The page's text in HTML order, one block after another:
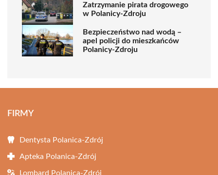
Zatrzymanie pirata drogowego
w Polanicy-Zdroju
Bezpieczeństwo nad wodą –
apel policji do mieszkańców
Polanicy-Zdroju
FIRMY
Dentysta Polanica-Zdrój
Apteka Polanica-Zdrój
Lombard Polanica-Zdrój